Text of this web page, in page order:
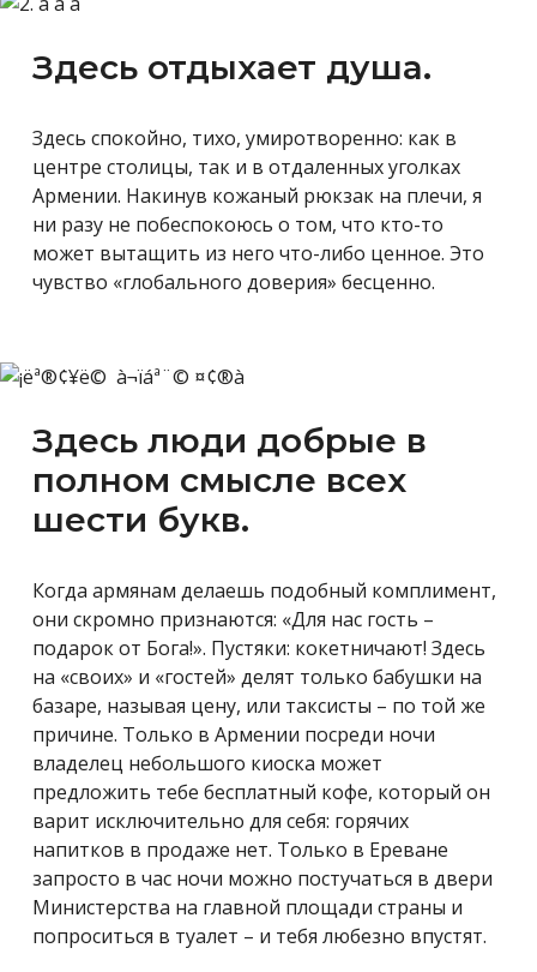
Здесь отдыхает душа.
Здесь спокойно, тихо, умиротворенно: как в
центре столицы, так и в отдаленных уголках
Армении. Накинув кожаный рюкзак на плечи, я
ни разу не побеспокоюсь о том, что кто-то
может вытащить из него что-либо ценное. Это
чувство «глобального доверия» бесценно.
Здесь люди добрые в
полном смысле всех
шести букв.
Когда армянам делаешь подобный комплимент,
они скромно признаются: «Для нас гость –
подарок от Бога!». Пустяки: кокетничают! Здесь
на «своих» и «гостей» делят только бабушки на
базаре, называя цену, или таксисты – по той же
причине. Только в Армении посреди ночи
владелец небольшого киоска может
предложить тебе бесплатный кофе, который он
варит исключительно для себя: горячих
напитков в продаже нет. Только в Ереване
запросто в час ночи можно постучаться в двери
Министерства на главной площади страны и
попроситься в туалет – и тебя любезно впустят.